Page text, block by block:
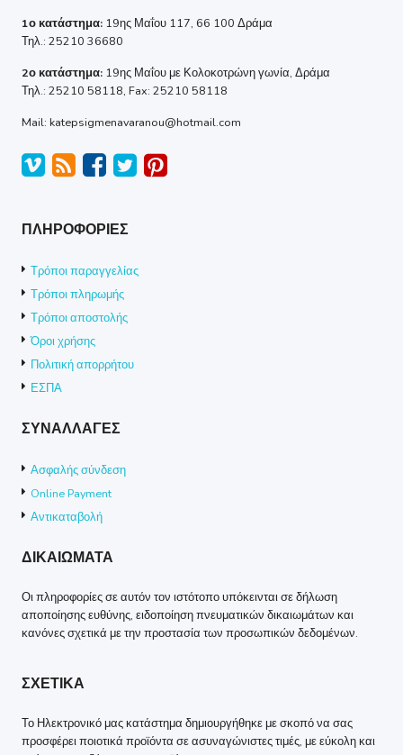
1ο κατάστημα: 19ης Μαΐου 117, 66 100 Δράμα
Τηλ.: 25210 36680
2ο κατάστημα: 19ης Μαΐου με Κολοκοτρώνη γωνία, Δράμα
Τηλ.: 25210 58118, Fax: 25210 58118
Mail: katepsigmenavaranou@hotmail.com
ΠΛΗΡΟΦΟΡΙΕΣ
Τρόποι παραγγελίας
Τρόποι πληρωμής
Τρόποι αποστολής
Όροι χρήσης
Πολιτική απορρήτου
ΕΣΠΑ
ΣΥΝΑΛΛΑΓΕΣ
Ασφαλής σύνδεση
Online Payment
Αντικαταβολή
ΔΙΚΑΙΩΜΑΤΑ
Οι πληροφορίες σε αυτόν τον ιστότοπο υπόκεινται σε δήλωση
αποποίησης ευθύνης, ειδοποίηση πνευματικών δικαιωμάτων και
κανόνες σχετικά με την προστασία των προσωπικών δεδομένων.
ΣΧΕΤΙΚΑ
Το Ηλεκτρονικό μας κατάστημα δημιουργήθηκε με σκοπό να σας
προσφέρει ποιοτικά προϊόντα σε ασυναγώνιστες τιμές, με εύκολη και